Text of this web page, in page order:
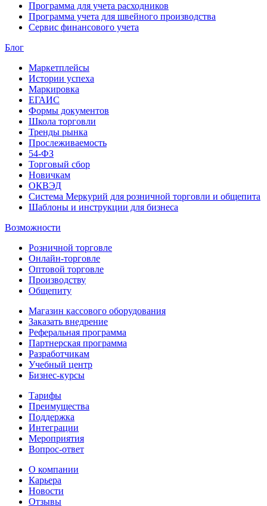
Программа для учета расходников
Программа учета для швейного производства
Сервис финансового учета
Блог
Маркетплейсы
Истории успеха
Маркировка
ЕГАИС
Формы документов
Школа торговли
Тренды рынка
Прослеживаемость
54-ФЗ
Торговый сбор
Новичкам
ОКВЭД
Система Меркурий для розничной торговли и общепита
Шаблоны и инструкции для бизнеса
Возможности
Розничной торговле
Онлайн-торговле
Оптовой торговле
Производству
Общепиту
Магазин кассового оборудования
Заказать внедрение
Реферальная программа
Партнерская программа
Разработчикам
Учебный центр
Бизнес‑курсы
Тарифы
Преимущества
Поддержка
Интеграции
Мероприятия
Вопрос-ответ
О компании
Карьера
Новости
Отзывы